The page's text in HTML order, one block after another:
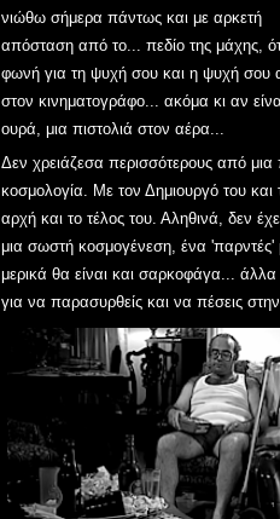
νιώθω σήμερα πάντως και με αρκετή
απόσταση από το... πεδίο της μάχης,
φωνή για τη ψυχή σου και η ψυχή σου
στον κινηματογράφο... ακόμα κι αν
ουρά, μια πιστολιά στον αέρα...
Δεν χρειάζεσα περισσότερους από μια
κοσμολογία. Με τον Δημιουργό του
αρχή και το τέλος του. Αληθινά, δεν
μια σωστή κοσμογένεση, ένα 'παρντές'
μερικά θα είναι και σαρκοφάγα...
για να παρασυρθείς και να πέσεις